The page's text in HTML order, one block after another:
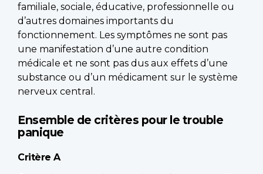
familiale, sociale, éducative, professionnelle ou
d’autres domaines importants du
fonctionnement. Les symptômes ne sont pas
une manifestation d’une autre condition
médicale et ne sont pas dus aux effets d’une
substance ou d’un médicament sur le système
nerveux central.
Ensemble de critères pour le trouble
panique
Critère A